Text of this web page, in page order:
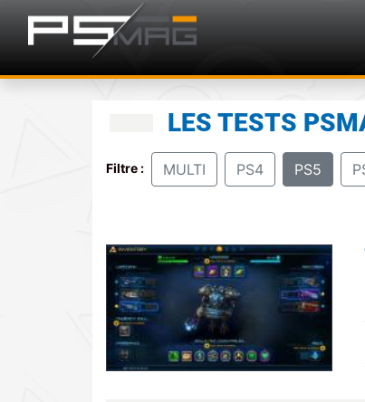
LES TESTS
Filtre : MULTI PS4 PS5